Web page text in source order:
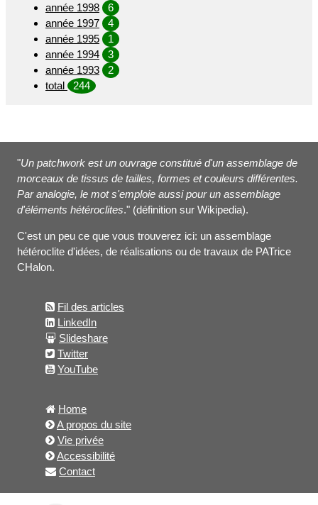
année 1998
6
année 1997
4
année 1995
1
année 1994
3
année 1993
2
total
244
"Un patchwork est un ouvrage constitué d'un assemblage de
morceaux de tissus de tailles, formes et couleurs différentes.
Par analogie, le mot s'emploie aussi pour un assemblage
d'éléments hétéroclites." (définition sur Wikipedia).
C'est un peu ce que vous trouverez ici: un assemblage
hétéroclite d'idées, de réalisations ou de travaux de PATrice
CHalon.
Fil des articles
LinkedIn
Slideshare
Twitter
YouTube
Home
A propos du site
Vie privée
Accessibilité
Contact